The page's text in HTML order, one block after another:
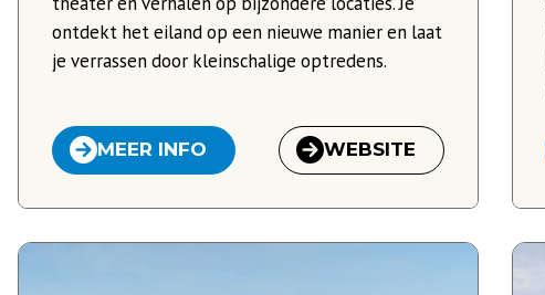
ontdekt het eiland op een nieuwe manier en laat
je verrassen door kleinschalige optredens.
MEER INFO WEBSITE